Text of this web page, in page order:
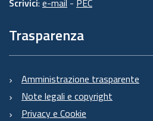
Trasparenza
Amministrazione trasparente
Note legali e copyright
Privacy e Cookie